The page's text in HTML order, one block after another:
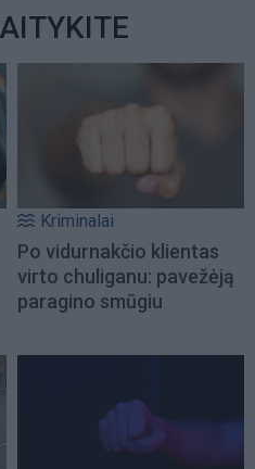
Kriminalai
Po vidurnakčio klientas
virto chuliganu: pavežėją
paragino smūgiu